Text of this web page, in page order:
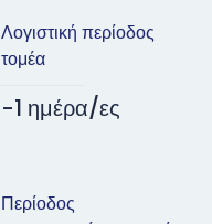
Λογιστική περίοδος
τομέα
-1 ημέρα/ες
Περίοδος